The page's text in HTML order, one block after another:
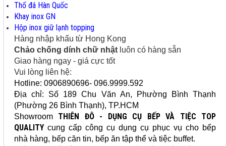
Thố đá Hàn Quốc
Khay inox GN
Hộp inox giữ lạnh topping
Hàng nhập khẩu từ Hong Kong
Chảo chống dính chữ nhật luôn có hàng sẵn
Giao hàng ngay - giá cực tốt
Vui lòng liên hệ:
Hotline: 0906890696- 096.9999.592
Địa chỉ: Số 189 Chu Văn An, Phường Bình Thạnh
(Phường 26 Bình Thạnh), TP.HCM
Showroom THIÊN ĐÔ - DỤNG CỤ BẾP VÀ TIỆC TOP
QUALITY cung cấp công cụ dụng cụ phục vụ cho bếp
nhà hàng, bếp căn tin, bếp ăn tập thể và tiệc buffet.